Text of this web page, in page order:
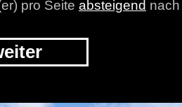
pro Seite absteigend nach